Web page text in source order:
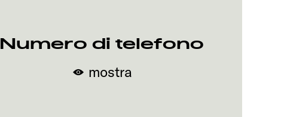
Numero di telefono
mostra